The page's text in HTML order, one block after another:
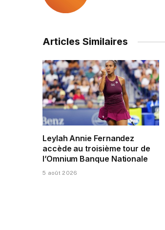
Articles Similaires
Leylah Annie Fernandez
accède au troisième tour de
l’Omnium Banque Nationale
5 août 2026